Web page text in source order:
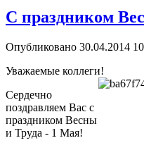
С праздником
Опубликовано 30.04.2014
Уважаемые коллеги!
Сердечно
поздравляем Вас с
праздником Весны
и Труда - 1 Мая!